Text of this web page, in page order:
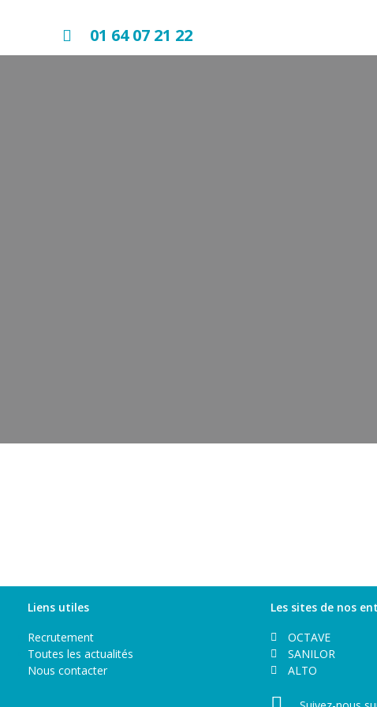
01 64 07 21 22
Liens utiles
Recrutement
Toutes les actualités
Nous contacter
Les sites de nos
OCTAVE
SANILOR
ALTO